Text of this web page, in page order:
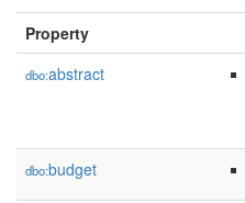
Property
dbo:abstract
dbo:budget